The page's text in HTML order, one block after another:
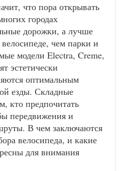
что пора открывать
городах
дорожки, а лучше
чем парки и
модели Electra, Creme,
эстетически
оптимальным
езды. Складные
кто предпочитать
передвижения и
В чем заключаются
велосипеда, и какие
для внимания